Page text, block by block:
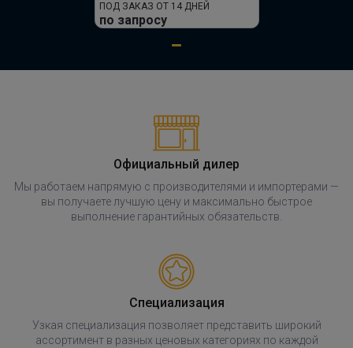
ПОД ЗАКАЗ ОТ 14 ДНЕЙ
по запросу
Официальный дилер
Мы работаем напрямую с производителями и импортерами —
вы получаете лучшую цену и максимально быстрое
выполнение гарантийных обязательств.
Специализация
Узкая специализация позволяет представить широкий
ассортимент в разных ценовых категориях по каждой